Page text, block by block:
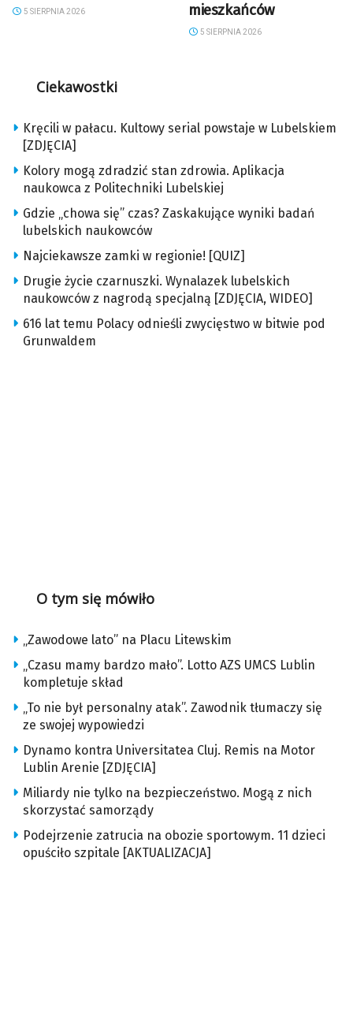
5 SIERPNIA 2026
mieszkańców
5 SIERPNIA 2026
Ciekawostki
Kręcili w pałacu. Kultowy serial powstaje w Lubelskiem
[ZDJĘCIA]
Kolory mogą zdradzić stan zdrowia. Aplikacja
naukowca z Politechniki Lubelskiej
Gdzie „chowa się” czas? Zaskakujące wyniki badań
lubelskich naukowców
Najciekawsze zamki w regionie! [QUIZ]
Drugie życie czarnuszki. Wynalazek lubelskich
naukowców z nagrodą specjalną [ZDJĘCIA, WIDEO]
616 lat temu Polacy odnieśli zwycięstwo w bitwie pod
Grunwaldem
O tym się mówiło
„Zawodowe lato” na Placu Litewskim
„Czasu mamy bardzo mało”. Lotto AZS UMCS Lublin
kompletuje skład
„To nie był personalny atak”. Zawodnik tłumaczy się
ze swojej wypowiedzi
Dynamo kontra Universitatea Cluj. Remis na Motor
Lublin Arenie [ZDJĘCIA]
Miliardy nie tylko na bezpieczeństwo. Mogą z nich
skorzystać samorządy
Podejrzenie zatrucia na obozie sportowym. 11 dzieci
opuściło szpitale [AKTUALIZACJA]